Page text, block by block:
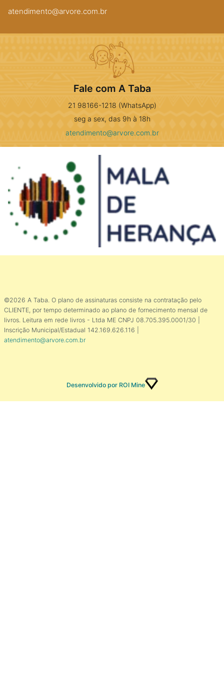
atendimento@arvore.com.br
Fale com A Taba
21 98166-1218 (WhatsApp)
seg a sex, das 9h à 18h
atendimento@arvore.com.br
©2026 A Taba. O plano de assinaturas consiste na contratação pelo
CLIENTE, por tempo determinado ao plano de fornecimento mensal de
livros. Leitura em rede livros - Ltda ME CNPJ 08.705.395.0001/30 |
Inscrição Municipal/Estadual 142.169.626.116 |
atendimento@arvore.com.br
Desenvolvido por ROI Mine